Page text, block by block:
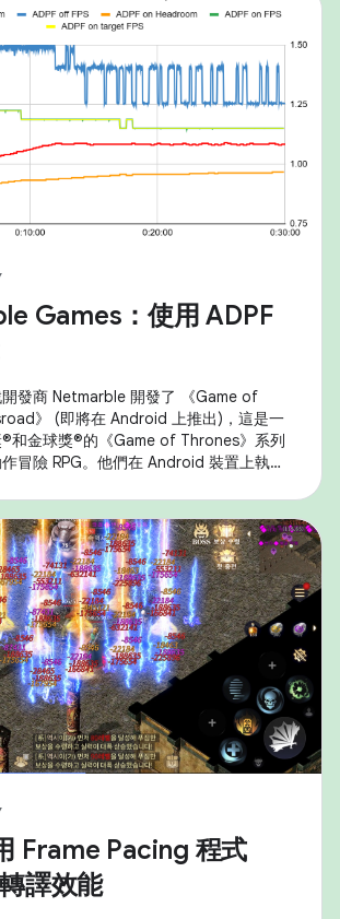
模式/狀態。為進一步提升 SoC 的效能，紫
Games：使用 ADPF
發商 Netmarble 開發了 《Game of
》 (即將在 Android 上推出)，這是一
和金球獎®的《Game of Thrones》系列
冒險 RPG。他們在 Android 裝置上執行
為解決這個問題，他們策略性地運用了
能架構 (ADPF) ，並實施以解析度縮放和
為重點的最佳化調整。
Frame Pacing 程式
譯效能